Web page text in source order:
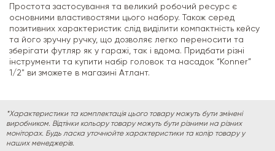
Простота застосування та великий робочий ресурс є
основними властивостями цього набору. Також серед
позитивних характеристик слід виділити компактність кейсу
та його зручну ручку, що дозволяє легко переносити та
зберігати футляр як у гаражі, так і вдома. Придбати різні
інструменти та купити набір головок та насадок “Konner”
1/2" ви зможете в магазині Атлант.
*Характеристики та комплектація цього товару можуть бути змінені
виробником. Відтінки кольору товару можуть бути різними на різних
моніторах. Будь ласка уточнюйте характеристики та колір товару у
наших менеджерів.